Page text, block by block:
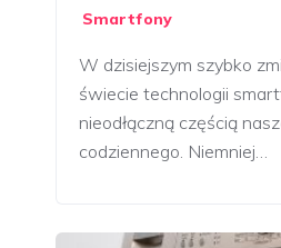
Smartfony
W dzisiejszym szybko
świecie technologii
nieodłączną częścią
codziennego. Niemniej…